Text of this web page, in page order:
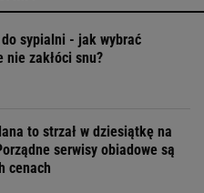
sypialni - jak wybrać
nie zakłóci snu?
to strzał w dziesiątkę na
serwisy obiadowe są
cenach